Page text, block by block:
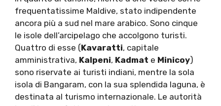
frequentatissime Maldive, stato indipendente
ancora più a sud nel mare arabico. Sono cinque
le isole dell’arcipelago che accolgono turisti.
Quattro di esse (Kavaratti, capitale
amministrativa, Kalpeni, Kadmat e Minicoy)
sono riservate ai turisti indiani, mentre la sola
isola di Bangaram, con la sua splendida laguna, è
destinata al turismo internazionale. Le autorità